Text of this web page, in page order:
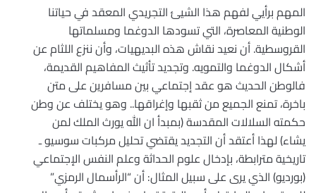
المهم برأيي لفهم هذا الشيئ التجريدي المعقد في حياتنا
الوطنية المعاصرة، التي تسودها الدوغما ومسلماتها
القروسطية. أن نعيد نقاش هذه البديهيات، وأن ننزع اللثام عن
أشكال الدوغما والتمويه. وتجديد تأثيث المفاهيم القديمة،
فالوطن الحديث هو عقد إجتماعي بين مسافرين على متن
باخرة، تمنع الجميع من ثقبها وإغراقها.. وهو يختلف عن وطن
حكمته السلالات المقدسة (بمبدأ ان الله يورث الملك لمن
يشاء) لهذا أعتقد أن التجديد يقتضي تحليل مركبات سوسيو ـ
تاريخية مترابطة، بإدخال علوم الحداثة وعلم النفس الإجتماعي
(بورديو) الذي يرى على سبيل المثال: أن “الرأسمال الرمزي”